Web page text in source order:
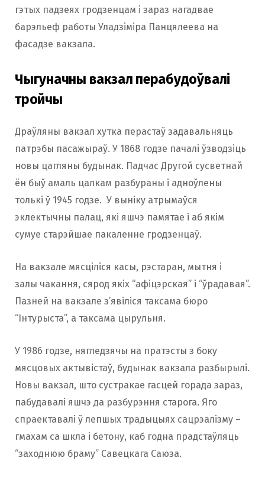
гэтых падзеях гродзенцам і зараз нагадвае
барэльеф работы Уладзіміра Панцялеева на
фасадзе вакзала.
Чыгуначны вакзал перабудоўвалі
тройчы
Драўляны вакзал хутка перастаў задавальняць
патрэбы пасажыраў. У 1868 годзе пачалі ўзводзіць
новы цагляны будынак. Падчас Другой сусветнай
ён быў амаль цалкам разбураны і адноўлены
толькі ў 1945 годзе. У выніку атрымаўся
эклектычны палац, які яшчэ памятае і аб якім
сумуе старэйшае пакаленне гродзенцаў.
На вакзале мясціліся касы, рэстаран, мытня і
залы чакання, сярод якіх “афіцэрская” і “ўрадавая”.
Пазней на вакзале з’явіліся таксама бюро
“Інтурыста”, а таксама цырульня.
У 1986 годзе, нягледзячы на пратэсты з боку
мясцовых актывістаў, будынак вакзала разбырылі.
Новы вакзал, што сустракае гасцей горада зараз,
пабудавалі яшчэ да разбурэння старога. Яго
спраектавалі ў лепшых традыцыях сацрэалізму –
гмахам са шкла і бетону, каб годна прадстаўляць
“заходнюю браму” Савецкага Саюза.